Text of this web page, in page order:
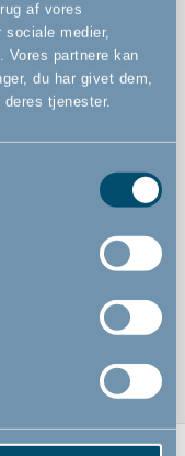
af vores
medier,
Vores partnere kan
du har givet dem,
tjenester.